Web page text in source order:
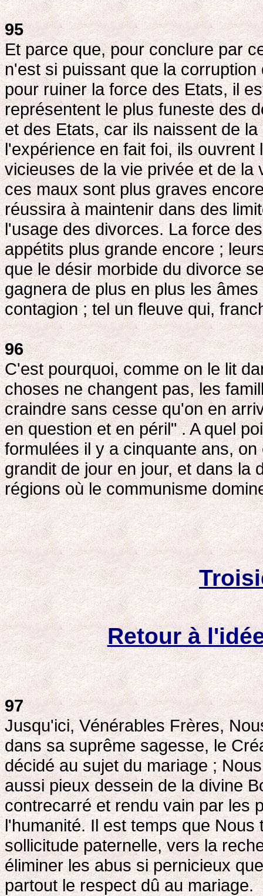
95
Et parce que, pour conclure par
n'est si puissant que la
pour ruiner la force des Etats, il
représentent le plus funeste des
et des Etats, car ils naissent de
l'expérience en fait foi, ils
vicieuses de la vie privée et de la
ces maux sont plus graves
réussira à maintenir dans des
l'usage des divorces. La force
appétits plus grande encore ;
que le désir morbide du divorce
gagnera de plus en plus les
contagion ; tel un fleuve qui,
96
C'est pourquoi, comme on le lit
choses ne changent pas, les
craindre sans cesse qu'on en
en question et en péril" . A quel
formulées il y a cinquante ans,
grandit de jour en jour, et dans la
régions où le communisme
Retour à
97
Jusqu'ici, Vénérables Frères,
dans sa suprême sagesse, le
décidé au sujet du mariage ;
aussi pieux dessein de la divine
contrecarré et rendu vain par les
l'humanité. Il est temps que
sollicitude paternelle, vers la
éliminer les abus si pernicieux
partout le respect dû au mariage.